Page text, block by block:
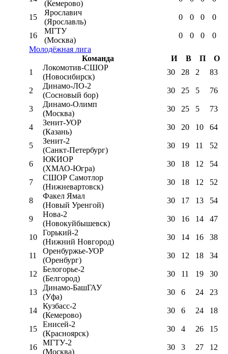
(Кемерово)
15
Ярославич
(Ярославль)
0 0 0 0
16
МГТУ
(Москва)
0 0 0
0
Молодёжная лига
Команда
И В П
О
1
Локомотив-CШОР
(Новосибирск)
30 28 2 83
2
Динамо-ЛО-2
(Сосновый бор)
30 25 5 76
3
Динамо-Олимп
(Москва)
30 25 5 73
4
Зенит-УОР
(Казань)
30 20 10 64
5
Зенит-2
(Санкт-Петербург)
30 19 11 52
6
ЮКИОР
(ХМАО-Югра)
30 18 12 54
7
СШОР Самотлор
(Нижневартовск)
30 18 12 52
8
Факел Ямал
(Новый Уренгой)
30 17 13 54
9
Нова-2
(Новокуйбышевск)
30 16 14 47
10
Горький-2
(Нижний Новгород)
30 14 16 38
11
Оренбуржье-УОР
(Оренбург)
30 12 18 34
12
Белогорье-2
(Белгород)
30 11 19 30
13
Динамо-БашГАУ
(Уфа)
30 6 24 23
14
Кузбасс-2
(Кемерово)
30 6 24 18
15
Енисей-2
(Красноярск)
30 4 26 15
16
МГТУ-2
(Москва)
30 3 27 12